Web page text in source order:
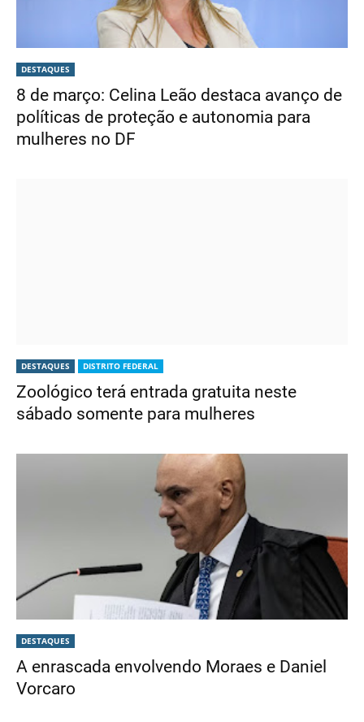
DESTAQUES
8 de março: Celina Leão destaca avanço de
políticas de proteção e autonomia para
mulheres no DF
DESTAQUES DISTRITO FEDERAL
Zoológico terá entrada gratuita neste
sábado somente para mulheres
DESTAQUES
A enrascada envolvendo Moraes e Daniel
Vorcaro